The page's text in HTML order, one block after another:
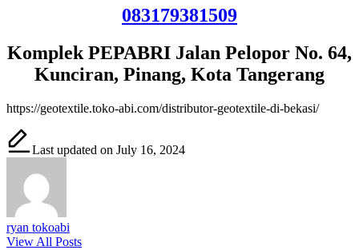
083179381509
Komplek PEPABRI Jalan Pelopor No. 64,
Kunciran, Pinang, Kota Tangerang
https://geotextile.toko-abi.com/distributor-geotextile-di-bekasi/
Last updated on July 16, 2024
ryan tokoabi
View All Posts